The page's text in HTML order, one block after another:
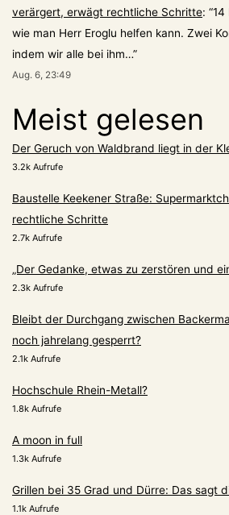
verärgert, erwägt rechtliche Schritte: “14
wie man Herr Eroglu helfen kann. Zwei
indem wir alle bei ihm…”
Aug. 6, 23:49
Meist gelesen
Der Geruch von Waldbrand liegt in der
3.2k Aufrufe
Baustelle Keekener Straße:
rechtliche Schritte
2.7k Aufrufe
„Der Gedanke, etwas zu zerstören und
2.3k Aufrufe
Bleibt der Durchgang zwischen
noch jahrelang gesperrt?
2.1k Aufrufe
Hochschule Rhein-Metall?
1.8k Aufrufe
A moon in full
1.3k Aufrufe
Grillen bei 35 Grad und Dürre: Das sagt
1.1k Aufrufe